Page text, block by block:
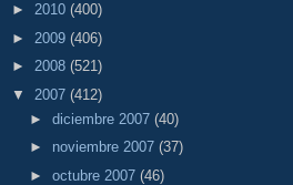
► 2010 (400)
► 2009 (406)
► 2008 (521)
▼ 2007 (412)
► diciembre 2007 (40)
► noviembre 2007 (37)
► octubre 2007 (46)